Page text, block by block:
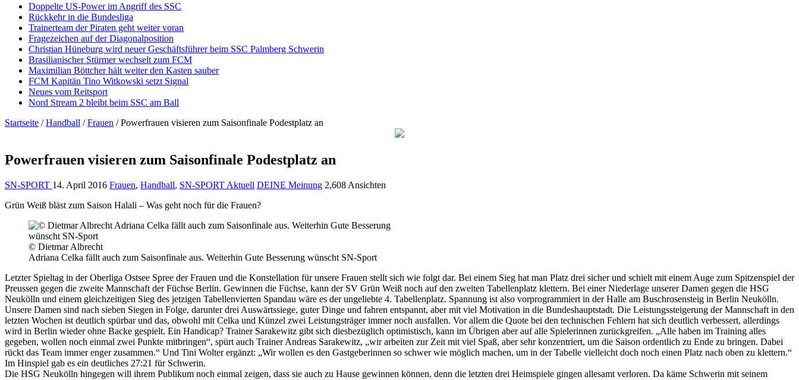
Doppelte US-Power im Angriff des SSC
Rückkehr in die Bundesliga
Trainerteam der Piraten geht weiter voran
Fragezeichen auf der Diagonalposition
Christian Hüneburg wird neuer Geschäftsführer beim SSC Palmberg Schwerin
Brasilianischer Stürmer wechselt zum FCM
Maximilian Böttcher hält weiter den Kasten sauber
FCM Kapitän Tino Witkowski setzt Signal
Neues vom Reitsport
Nord Stream 2 bleibt beim SSC am Ball
Startseite / Handball / Frauen / Powerfrauen visieren zum Saisonfinale Podestplatz an
Powerfrauen visieren zum Saisonfinale Podestplatz an
SN-SPORT 14. April 2016 Frauen, Handball, SN-SPORT Aktuell DEINE Meinung 2,608 Ansichten
Grün Weiß bläst zum Saison Halali – Was geht noch für die Frauen?
© Dietmar Albrecht
Adriana Celka fällt auch zum Saisonfinale aus. Weiterhin Gute Besserung wünscht SN-Sport
Letzter Spieltag in der Oberliga Ostsee Spree der Frauen und die Konstellation für unsere Frauen stellt sich wie folgt dar. Bei einem Sieg hat man Platz drei sicher und schielt mit einem Auge zum Spitzenspiel der
Preussen gegen die zweite Mannschaft der Füchse Berlin. Gewinnen die Füchse, kann der SV Grün Weiß noch auf den zweiten Tabellenplatz klettern. Bei einer Niederlage unserer Damen gegen die HSG
Neukölln und einem gleichzeitigen Sieg des jetzigen Tabellenvierten Spandau wäre es der ungeliebte 4. Tabellenplatz. Spannung ist also vorprogrammiert in der Halle am Buschrosensteig in Berlin Neukölln.
Unsere Damen sind nach sieben Siegen in Folge, darunter drei Auswärtssiege, guter Dinge und fahren entspannt, aber mit viel Motivation in die Bundeshauptstadt. Die Leistungssteigerung der Mannschaft in den
letzten Wochen ist deutlich spürbar und das, obwohl mit Celka und Künzel zwei Leistungsträger immer noch ausfallen. Vor allem die Quote bei den technischen Fehlern hat sich deutlich verbessert, allerdings
wird in Berlin wieder ohne Backe gespielt. Ein Handicap? Trainer Sarakewitz gibt sich diesbezüglich optimistisch, kann im Übrigen aber auf alle Spielerinnen zurückgreifen. „Alle haben im Training alles
gegeben, wollen noch einmal zwei Punkte mitbringen“, spürt auch Trainer Andreas Sarakewitz, „wir arbeiten zur Zeit mit viel Spaß, aber sehr konzentriert, um die Saison ordentlich zu Ende zu bringen. Dabei
rückt das Team immer enger zusammen.“ Und Tini Wolter ergänzt: „Wir wollen es den Gastgeberinnen so schwer wie möglich machen, um in der Tabelle vielleicht doch noch einen Platz nach oben zu klettern.“
Im Hinspiel gab es ein deutliches 27:21 für Schwerin.
Die HSG Neukölln hingegen will ihrem Publikum noch einmal zeigen, dass sie auch zu Hause gewinnen können, denn die letzten drei Heimspiele gingen allesamt verloren. Da käme Schwerin mit seinem